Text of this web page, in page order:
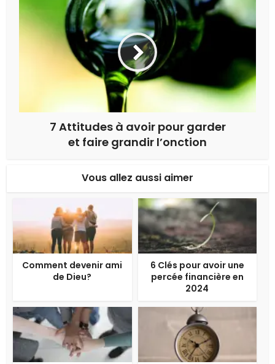
7 Attitudes à avoir pour garder
et faire grandir l’onction
Vous allez aussi aimer
Comment devenir ami
de Dieu?
6 Clés pour avoir une
percée financière en
2024